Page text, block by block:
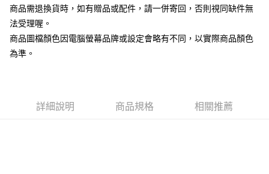
商品需退換貨時，如有贈品或配件，請一併寄回，否則視同缺件無
法受理喔。
商品圖檔顏色因電腦螢幕品牌或設定會略有不同，以實際商品顏色
為準。
詳細說明 商品規格 相關推薦